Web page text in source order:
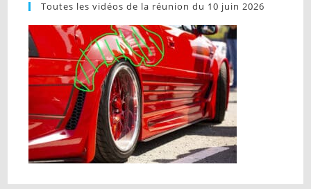
Toutes les vidéos de la réunion du 10 juin 2026